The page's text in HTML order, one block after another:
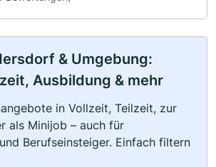
& Umgebung:
Ausbildung & mehr
in Vollzeit, Teilzeit, zur
als Minijob – auch für
Berufseinsteiger. Einfach filtern